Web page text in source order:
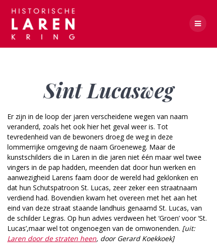
Sint Lucasweg
Er zijn in de loop der jaren verscheidene wegen van naam
veranderd, zoals het ook hier het geval weer is. Tot
tevredenheid van de bewoners droeg de weg in deze
lommerrijke omgeving de naam Groeneweg. Maar de
kunstschilders die in Laren in die jaren niet één maar wel twee
vingers in de pap hadden, meenden dat door hun werken en
aanwezigheid Larens faam door de wereld had geklonken en
dat hun Schutspatroon St. Lucas, zeer zeker een straatnaam
verdiend had. Bovendien kwam het overeen met het aan het
eind van deze straat staande landhuis genaamd St. Lucas, van
de schilder Legras. Op hun advies verdween het ‘Groen’ voor ‘St.
Lucas’,maar wel tot ongenoegen van de omwonenden. [uit:
Laren door de straten heen, door Gerard Koekkoek]